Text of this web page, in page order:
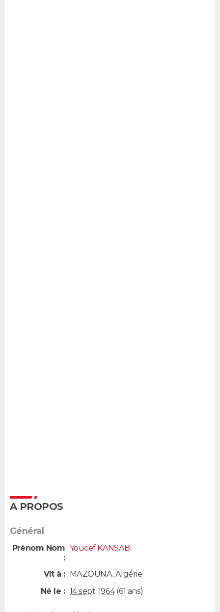
A PROPOS
Général
Prénom Nom
:
Youcef KANSAB
Vit à : MAZOUNA, Algérie
Né le : 14 sept. 1964(61 ans)